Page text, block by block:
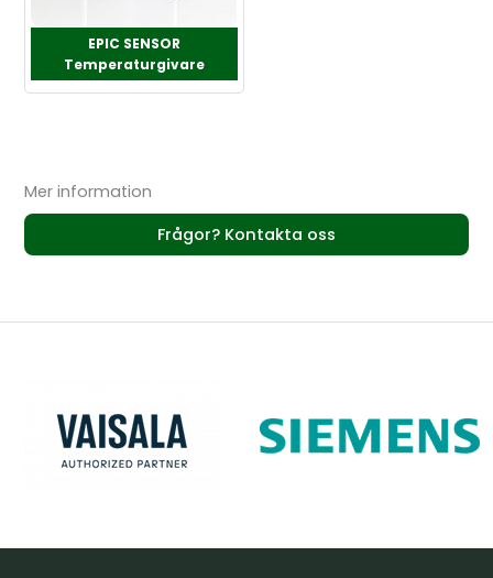
EPIC SENSOR
Temperaturgivare
Mer information
Frågor? Kontakta oss